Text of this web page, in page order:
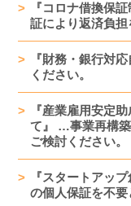
『コロナ借換保
証により返済負担
『財務・銀行対
ください。
『産業雇用安定
て』 …事業再構
ご検討ください。
『スタートアッ
の個人保証を不要